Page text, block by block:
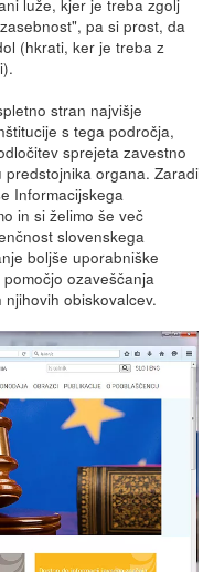
pa si prost, da
(hkrati, ker je treba z
stran najvišje
s tega področja,
sprejeta zavestno
organa. Zaradi
Informacijskega
in si želimo še več
slovenskega
boljše uporabniške
ozaveščanja
obiskovalcev.